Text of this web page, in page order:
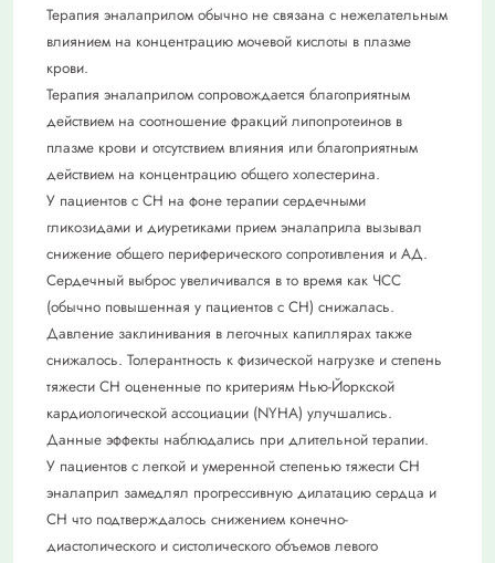
Терапия эналаприлом обычно не связана с нежелательным
влиянием на концентрацию мочевой кислоты в плазме
крови.
Терапия эналаприлом сопровождается благоприятным
действием на соотношение фракций липопротеинов в
плазме крови и отсутствием влияния или благоприятным
действием на концентрацию общего холестерина.
У пациентов с СН на фоне терапии сердечными
гликозидами и диуретиками прием эналаприла вызывал
снижение общего периферического сопротивления и АД.
Сердечный выброс увеличивался в то время как ЧСС
(обычно повышенная у пациентов с СН) снижалась.
Давление заклинивания в легочных капиллярах также
снижалось. Толерантность к физической нагрузке и степень
тяжести СН оцененные по критериям Нью-Йоркской
кардиологической ассоциации (NYHA) улучшались.
Данные эффекты наблюдались при длительной терапии.
У пациентов с легкой и умеренной степенью тяжести СН
эналаприл замедлял прогрессивную дилатацию сердца и
СН что подтверждалось снижением конечно-
диастолического и систолического объемов левого